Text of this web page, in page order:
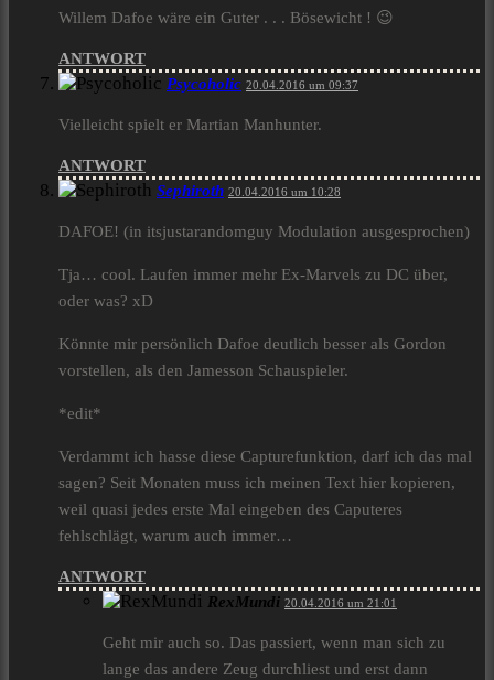
Willem Dafoe wäre ein Guter . . . Bösewicht ! 😉
ANTWORT
Psycoholic 20.04.2016 um 09:37
Vielleicht spielt er Martian Manhunter.
ANTWORT
Sephiroth 20.04.2016 um 10:28
DAFOE! (in itsjustarandomguy Modulation ausgesprochen)
Tja… cool. Laufen immer mehr Ex-Marvels zu DC über,
oder was? xD
Könnte mir persönlich Dafoe deutlich besser als Gordon
vorstellen, als den Jamesson Schauspieler.
*edit*
Verdammt ich hasse diese Capturefunktion, darf ich das mal
sagen? Seit Monaten muss ich meinen Text hier kopieren,
weil quasi jedes erste Mal eingeben des Caputeres
fehlschlägt, warum auch immer…
ANTWORT
RexMundi 20.04.2016 um 21:01
Geht mir auch so. Das passiert, wenn man sich zu
lange das andere Zeug durchliest und erst dann